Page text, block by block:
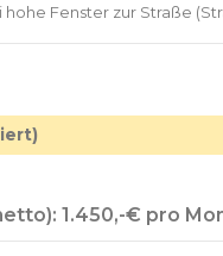
hohe Fenster zur Straße
1.450,-€ pro